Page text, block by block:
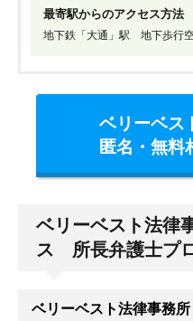
最寄駅からのアクセス方法
地下鉄「大通」駅 地下歩行
ベリーベス
匿名・無料
ベリーベスト法律
ス 所長弁護士プ
ベリーベスト法律事務